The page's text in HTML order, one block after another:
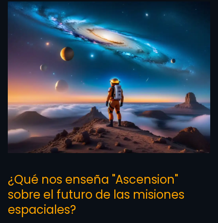
¿Qué nos enseña "Ascension"
sobre el futuro de las misiones
espaciales?